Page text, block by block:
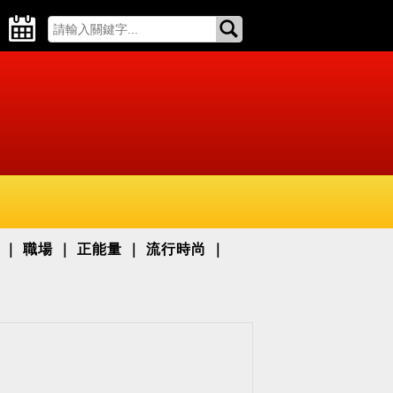
職場 正能量 流行時尚